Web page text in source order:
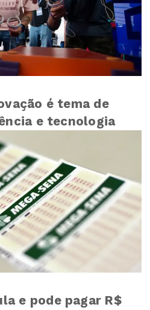
é tema de
e tecnologia
e pode pagar R$